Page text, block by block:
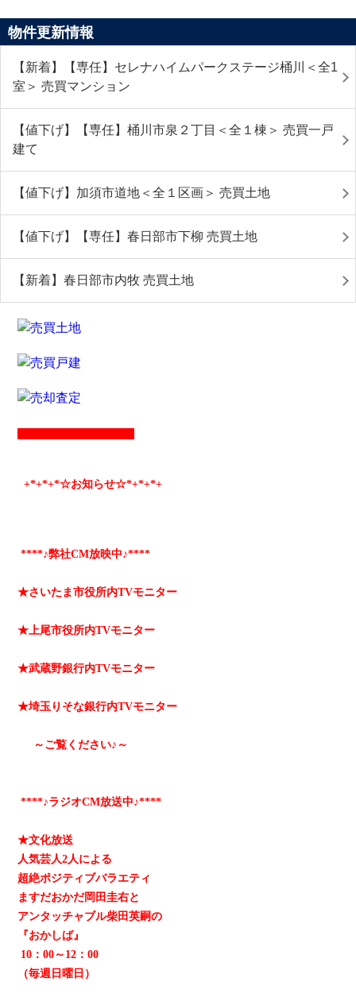
物件更新情報
【新着】【専任】セレナハイムパークステージ桶川＜全1
室＞ 売買マンション
【値下げ】【専任】桶川市泉２丁目＜全１棟＞ 売買一戸
建て
【値下げ】加須市道地＜全１区画＞ 売買土地
【値下げ】【専任】春日部市下柳 売買土地
【新着】春日部市内牧 売買土地
+*+*+*☆お知らせ☆*+*+*+
****♪弊社CM放映中♪****
★さいたま市役所内TVモニター
★上尾市役所内TVモニター
★武蔵野銀行内TVモニター
★埼玉りそな銀行内TVモニター
～ご覧ください♪～
****♪ラジオCM放送中♪****
★文化放送
人気芸人2人による
超絶ポジティブバラエティ
ますだおかだ岡田圭右と
アンタッチャブル柴田英嗣の
『おかしば』
10：00～12：00
（毎週日曜日）